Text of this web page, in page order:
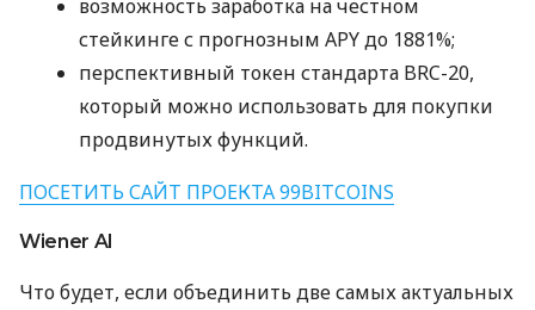
возможность заработка на честном
стейкинге с прогнозным APY до 1881%;
перспективный токен стандарта BRC-20,
который можно использовать для покупки
продвинутых функций.
ПОСЕТИТЬ САЙТ ПРОЕКТА 99BITCOINS
Wiener AI
Что будет, если объединить две самых актуальных